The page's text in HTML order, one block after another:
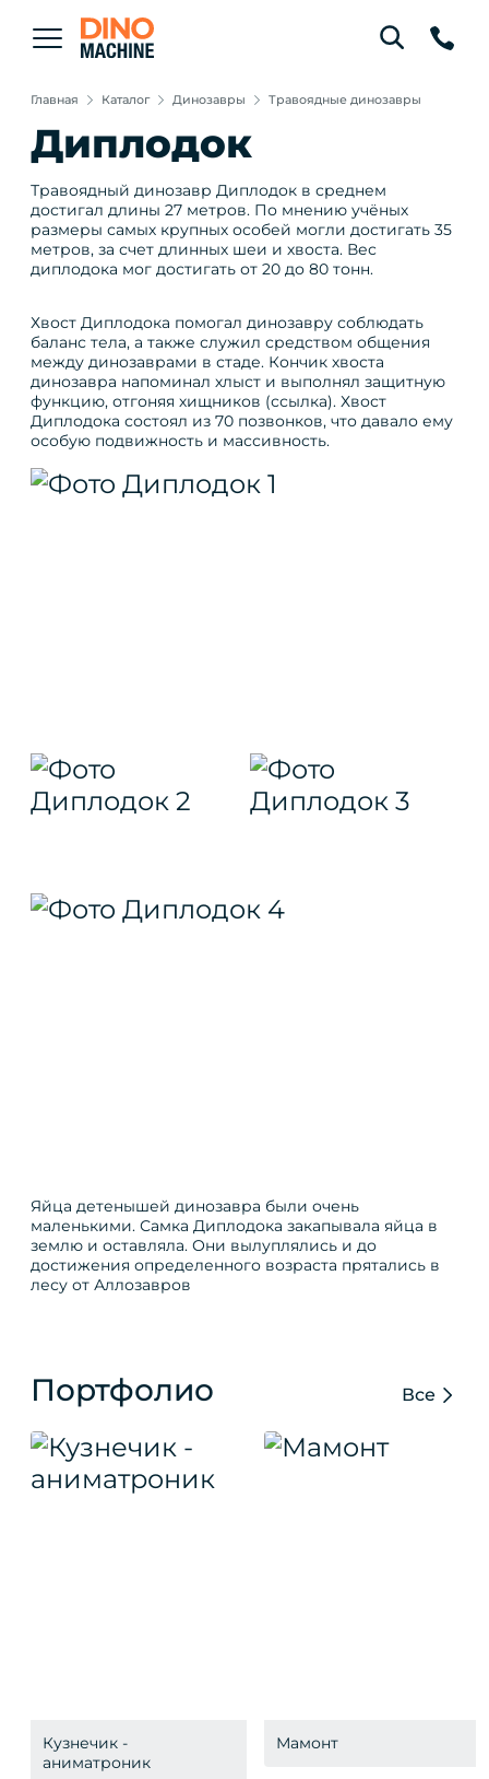
Главная Каталог Динозавры Травоядные динозавры
Диплодок
Травоядный динозавр Диплодок в среднем
достигал длины 27 метров. По мнению учёных
размеры самых крупных особей могли достигать 35
метров, за счет длинных шеи и хвоста. Вес
диплодока мог достигать от 20 до 80 тонн.
Хвост Диплодока помогал динозавру соблюдать
баланс тела, а также служил средством общения
между динозаврами в стаде. Кончик хвоста
динозавра напоминал хлыст и выполнял защитную
функцию, отгоняя хищников (ссылка). Хвост
Диплодока состоял из 70 позвонков, что давало ему
особую подвижность и массивность.
Яйца детенышей динозавра были очень
маленькими. Самка Диплодока закапывала яйца в
землю и оставляла. Они вылуплялись и до
достижения определенного возраста прятались в
лесу от Аллозавров
Портфолио Все
Кузнечик -
аниматроник
Мамонт